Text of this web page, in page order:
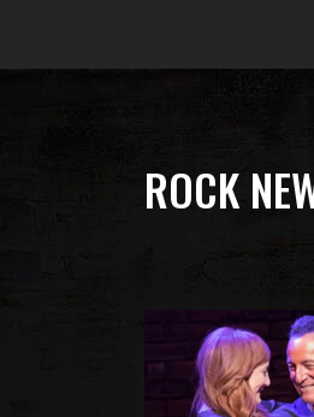
ROCK